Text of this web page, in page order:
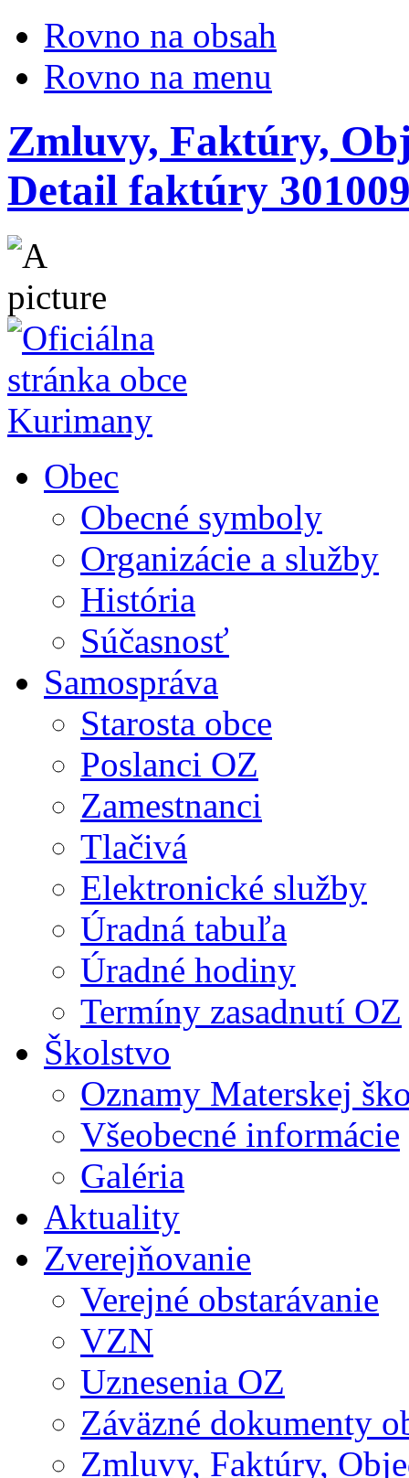
Rovno na obsah
Rovno na menu
Zmluvy, Faktúry,
Detail faktúry
Obec
Obecné symboly
Organizácie a služby
História
Súčasnosť
Samospráva
Starosta obce
Poslanci OZ
Zamestnanci
Tlačivá
Elektronické služby
Úradná tabuľa
Úradné hodiny
Termíny zasadnutí OZ
Školstvo
Oznamy Materskej
Všeobecné informácie
Galéria
Aktuality
Zverejňovanie
Verejné obstarávanie
VZN
Uznesenia OZ
Záväzné dokumenty
Zmluvy, Faktúry,